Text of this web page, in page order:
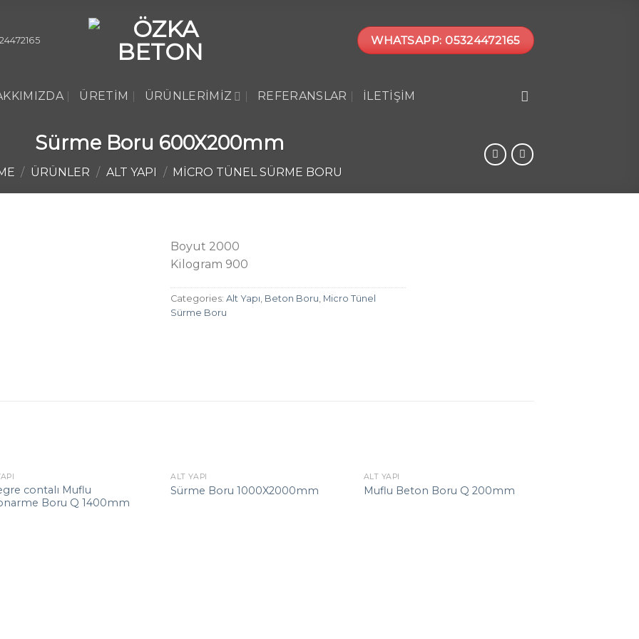
WHATSAPP: 05324472165
ÜRETIM ÜRÜNLERIMIZ REFERANSLAR İLETIŞIM
Sürme Boru 600X200mm
/ ÜRÜNLER / ALT YAPI / MICRO TÜNEL SÜRME BORU
Boyut 2000
Kilogram 900
Categories: Alt Yapı, Beton Boru, Micro Tünel
Sürme Boru
contalı Muflu
Boru Q 1400mm
ALT YAPI
Sürme Boru 1000X2000mm
ALT YAPI
Muflu Beton Boru Q 200mm